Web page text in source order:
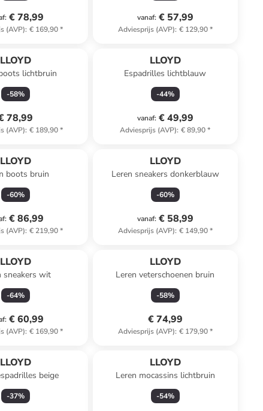
: € 78,99
(AVP): € 169,90*
vanaf: € 57,99
Adviesprijs (AVP): € 129,90*
LLOYD
lichtbruin
-58%
78,99
(AVP): € 189,90*
LLOYD
Espadrilles lichtblauw
-44%
vanaf: € 49,99
Adviesprijs (AVP): € 89,90*
LLOYD
boots bruin
-60%
: € 86,99
(AVP): € 219,90*
LLOYD
Leren sneakers donkerblauw
-60%
vanaf: € 58,99
Adviesprijs (AVP): € 149,90*
LLOYD
sneakers wit
-64%
: € 60,99
(AVP): € 169,90*
LLOYD
Leren veterschoenen bruin
-58%
€ 74,99
Adviesprijs (AVP): € 179,90*
LLOYD
beige
-37%
LLOYD
Leren mocassins lichtbruin
-54%